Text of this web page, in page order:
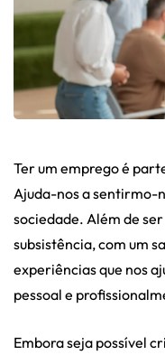
Ter um emprego é
Ajuda-nos a sentirmo-
sociedade. Além de
subsistência, com um
experiências que nos
pessoal e
Embora seja possível